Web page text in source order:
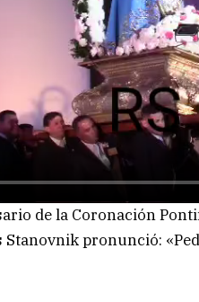
de la Coronación
pronunció: